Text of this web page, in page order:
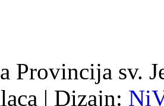
Provincija sv.
| Dizajn: